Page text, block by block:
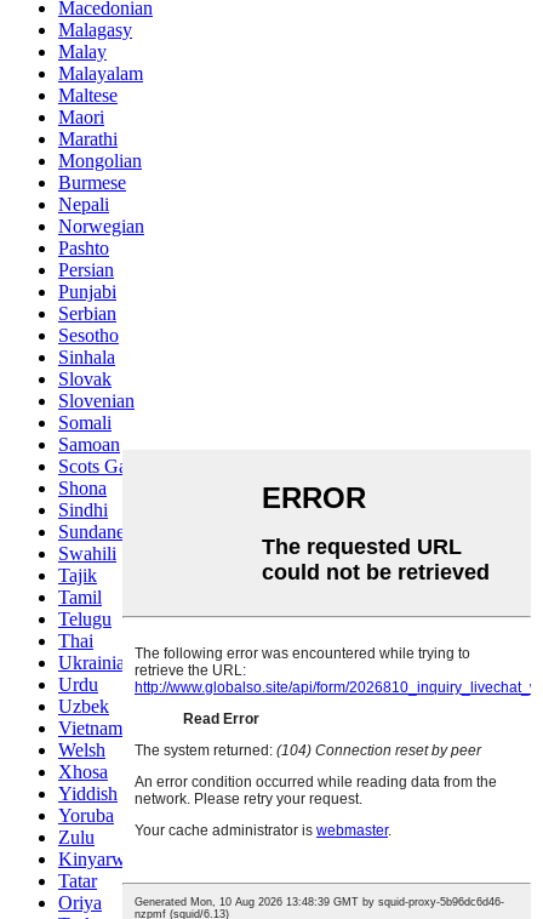
Macedonian
Malagasy
Malay
Malayalam
Maltese
Maori
Marathi
Mongolian
Burmese
Nepali
Norwegian
Pashto
Persian
Punjabi
Serbian
Sesotho
Sinhala
Slovak
Slovenian
Somali
Samoan
Scots Gaelic
Shona
Sindhi
Sundanese
Swahili
Tajik
Tamil
Telugu
Thai
Ukrainian
Urdu
Uzbek
Vietnamese
Welsh
Xhosa
Yiddish
Yoruba
Zulu
Kinyarwanda
Tatar
Oriya